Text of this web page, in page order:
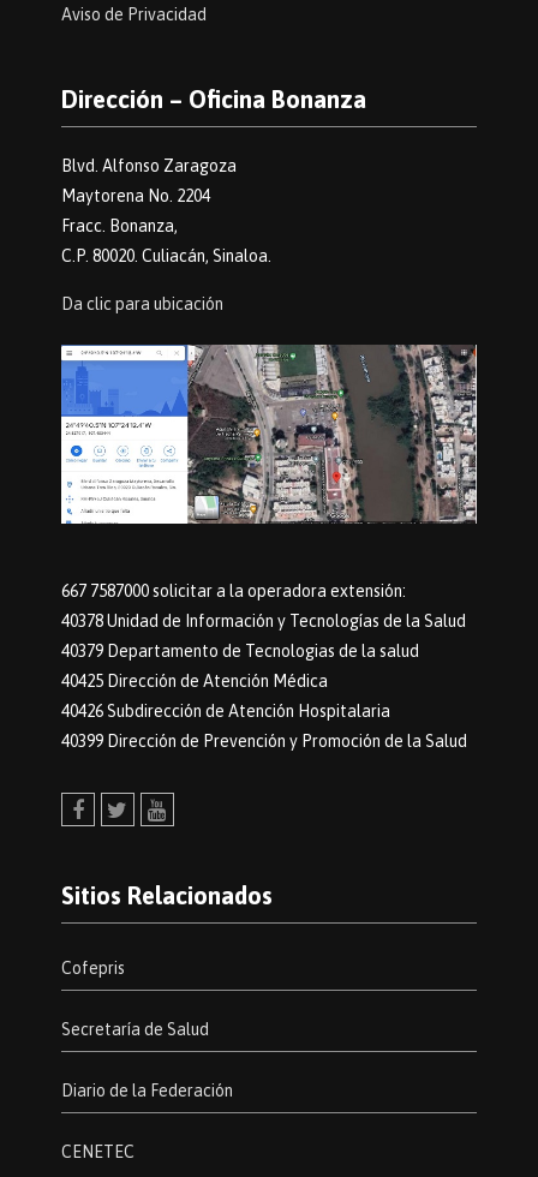
Aviso de Privacidad
Dirección – Oficina Bonanza
Blvd. Alfonso Zaragoza
Maytorena No. 2204
Fracc. Bonanza,
C.P. 80020. Culiacán, Sinaloa.
Da clic para ubicación
667 7587000 solicitar a la operadora extensión:
40378 Unidad de Información y Tecnologías de la Salud
40379 Departamento de Tecnologias de la salud
40425 Dirección de Atención Médica
40426 Subdirección de Atención Hospitalaria
40399 Dirección de Prevención y Promoción de la Salud
Sitios Relacionados
Cofepris
Secretaría de Salud
Diario de la Federación
CENETEC